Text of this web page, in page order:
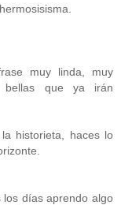
muy linda, muy
que ya irán
historieta, haces lo
los días aprendo algo